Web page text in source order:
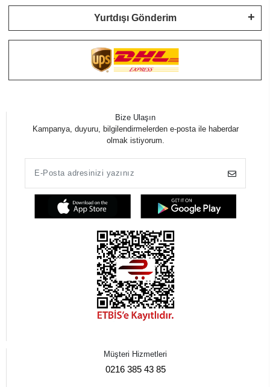
Yurtdışı Gönderim
Bize Ulaşın
Kampanya, duyuru, bilgilendirmelerden e-posta ile haberdar
olmak istiyorum.
Müşteri Hizmetleri
0216 385 43 85